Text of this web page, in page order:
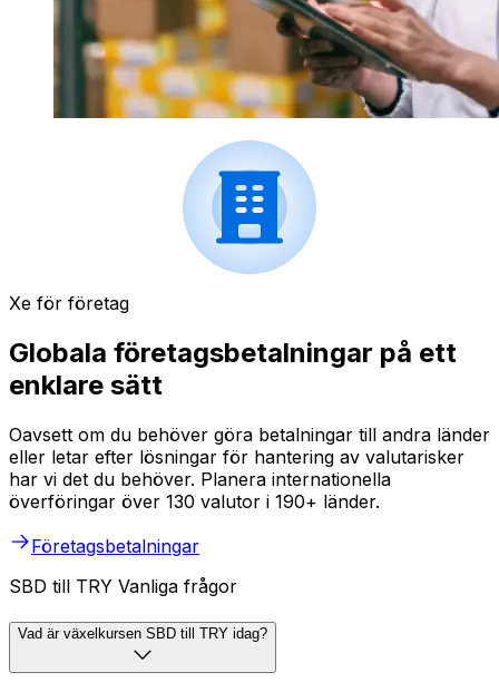
Xe för företag
Globala företagsbetalningar på ett
enklare sätt
Oavsett om du behöver göra betalningar till andra länder
eller letar efter lösningar för hantering av valutarisker
har vi det du behöver. Planera internationella
överföringar över 130 valutor i 190+ länder.
Företagsbetalningar
SBD till TRY Vanliga frågor
Vad är växelkursen SBD till TRY idag?